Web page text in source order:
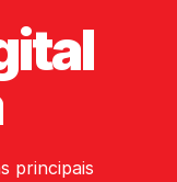
principais